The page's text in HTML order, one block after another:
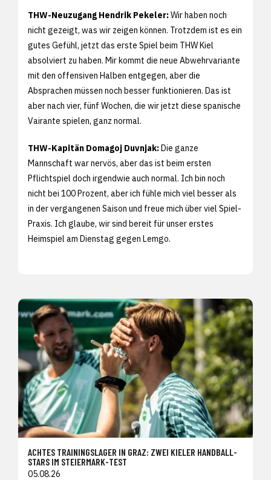
THW-Neuzugang Hendrik Pekeler:Wir haben noch
nicht gezeigt, was wir zeigen können. Trotzdem ist es ein
gutes Gefühl, jetzt das erste Spiel beim THW Kiel
absolviert zu haben. Mir kommt die neue Abwehrvariante
mit den offensiven Halben entgegen, aber die
Absprachen müssen noch besser funktionieren. Das ist
aber nach vier, fünf Wochen, die wir jetzt diese spanische
Vairante spielen, ganz normal.
THW-Kapitän Domagoj Duvnjak:Die ganze
Mannschaft war nervös, aber das ist beim ersten
Pflichtspiel doch irgendwie auch normal. Ich bin noch
nicht bei 100 Prozent, aber ich fühle mich viel besser als
in der vergangenen Saison und freue mich über viel Spiel-
Praxis. Ich glaube, wir sind bereit für unser erstes
Heimspiel am Dienstag gegen Lemgo.
ACHTES TRAININGSLAGER IN GRAZ: ZWEI KIELER HANDBALL-
STARS IM STEIERMARK-TEST
05.08.26